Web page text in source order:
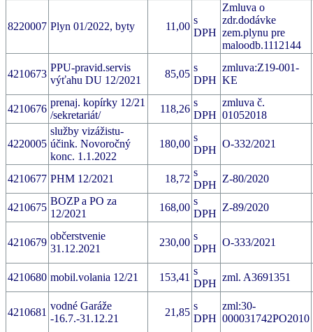
8220007 Plyn 01/2022, byty 11,00
s
DPH
Zmluva o
zdr.dodávke
zem.plynu pre
maloodb.1112144
4210673
PPU-pravid.servis
výťahu DU 12/2021
85,05
s
DPH
zmluva:Z19-001-
KE
4210676
prenaj. kopírky 12/21
/sekretariát/
118,26
s
DPH
zmluva č.
01052018
4220005
služby vizážistu-
účink. Novoročný
konc. 1.1.2022
180,00
s
DPH
O-332/2021
4210677 PHM 12/2021 18,72
s
DPH
Z-80/2020
4210675
BOZP a PO za
12/2021
168,00
s
DPH
Z-89/2020
4210679
občerstvenie
31.12.2021
230,00
s
DPH
O-333/2021
4210680 mobil.volania 12/21 153,41
s
DPH
zml. A3691351
4210681
vodné Garáže
-16.7.-31.12.21
21,85
s
DPH
zml:30-
000031742PO2010